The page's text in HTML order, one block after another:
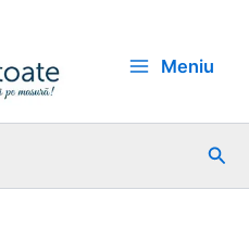
Meniu